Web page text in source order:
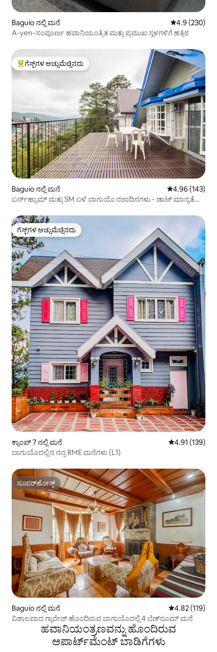
Baguio ನಲ್ಲಿ ಮನೆ 5 ರಲ್ಲಿ 4.9
4.9 (230)
A-yen-ಸಂಪೂರ್ಣ ಹವಾನಿಯಂತ್ರಿತ ಮತ್ತು ಪ್ರಮುಖ ಸ್ಥಳಗಳಿಗೆ ಹತ್ತಿರ
ಗೆಸ್ಟ್‌ಗಳಿಗೆ ಅತಿ ಹೆಚ್ಚು ಅಚ್ಚುಮೆಚ್ಚಿನದು
ಗೆಸ್ಟ್‌ಗಳ ಅಚ್ಚುಮೆಚ್ಚಿನದು
Baguio ನಲ್ಲಿ ಮನೆ 5 ರಲ್ಲಿ 4.96
4.96 (143)
ಬರ್ನ್‌ಹ್ಯಾಮ್ ಮತ್ತು SM ಬಳಿ ಬಾಗುಯೊ ರಜಾದಿನಗಳು - ಡಾಟ್ ಮಾನ್ಯತೆ
ಗೆಸ್ಟ್‌ಗಳ ಅಚ್ಚುಮೆಚ್ಚಿನದು
ಗೆಸ್ಟ್‌ಗಳ ಅಚ್ಚುಮೆಚ್ಚಿನದು
ಕ್ಯಾಂಪ್ 7 ನಲ್ಲಿ ಮನೆ 5 ರಲ್ಲಿ 4.91
4.91 (139)
ಬಾಗುಯೊದಲ್ಲಿನ ನನ್ನ RME ಮನೆಗಳು (L1)
ಸೂಪರ್‌ಹೋಸ್ಟ್
ಸೂಪರ್‌ಹೋಸ್ಟ್
Baguio ನಲ್ಲಿ ಮನೆ 5 ರಲ್ಲಿ 4.82
4.82 (119)
ವಿಶಾಲವಾದ ಗ್ಯಾರೇಜ್ ಹೊಂದಿರುವ ಬಾಗುಯೊದಲ್ಲಿ 4 ಬೆಡ್‌ರೂಮ್ ಮನೆ
ಹವಾನಿಯಂತ್ರಣವನ್ನು ಹೊಂದಿರುವ
ಅಪಾರ್ಟ್‌ಮೆಂಟ್‌ ಬಾಡಿಗೆಗಳು